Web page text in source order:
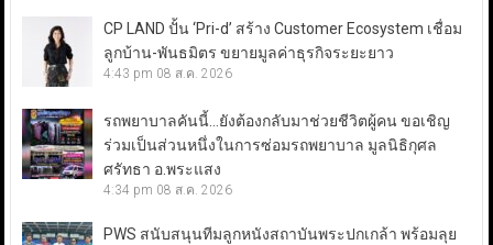
CP LAND ปั้น ‘Pri-d’ สร้าง Customer Ecosystem เชื่อม
ลูกบ้าน-พันธมิตร ขยายมูลค่าธุรกิจระยะยาว
4:43 pm 08 ส.ค. 2026
รถพยาบาลคันนี้…ยังต้องกลับมาช่วยชีวิตผู้คน ขอเชิญ
ร่วมเป็นส่วนหนึ่งในการซ่อมรถพยาบาล มูลนิธิกุศล
ศรัทธา อ.พระแสง
4:34 pm 08 ส.ค. 2026
PWS สนับสนุนทีมลูกหนังสถาบันพระปกเกล้า พร้อมลุย